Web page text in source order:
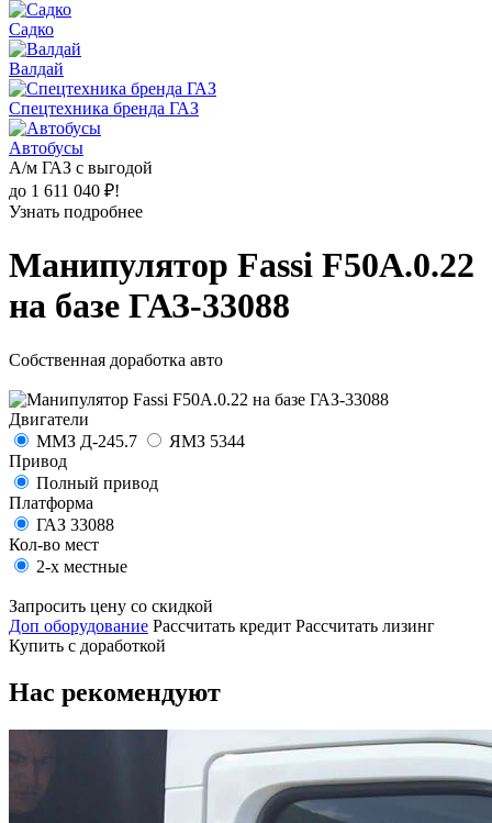
Садко
Валдай
Спецтехника бренда ГАЗ
Автобусы
А/м ГАЗ с выгодой
до 1 611 040 ₽!
Узнать подробнее
Манипулятор Fassi F50А.0.22
на базе ГАЗ-33088
Собственная доработка авто
Двигатели
ММЗ Д-245.7
ЯМЗ 5344
Привод
Полный привод
Платформа
ГАЗ 33088
Кол-во мест
2-х местные
Запросить цену со скидкой
Доп оборудование Рассчитать кредит Рассчитать лизинг
Купить с доработкой
Нас рекомендуют